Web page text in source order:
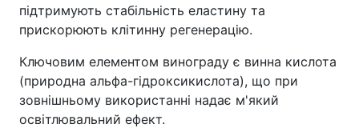
підтримують стабільність еластину та
прискорюють клітинну регенерацію.
Ключовим елементом винограду є винна кислота
(природна альфа-гідроксикислота), що при
зовнішньому використанні надає м'який
освітлювальний ефект.